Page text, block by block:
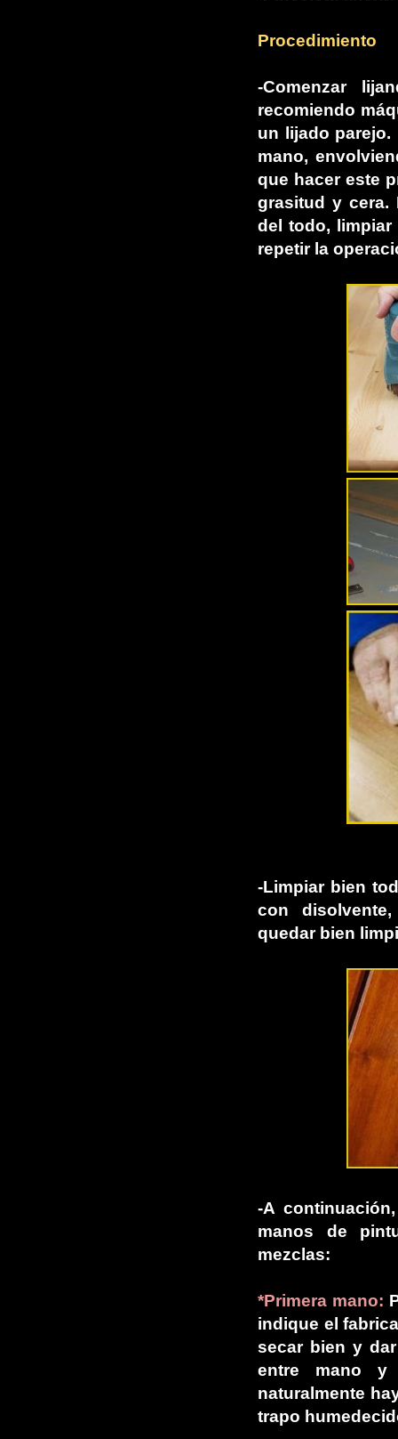
Procedimiento
-Comenzar
recomiendo
un lijado parejo.
mano,
que hacer este
grasitud y cera.
del todo,
repetir la
-Limpiar bien
con
quedar bien
-A
manos de
mezclas:
*Primera mano:
indique el
secar bien y
entre mano
naturalmente
trapo